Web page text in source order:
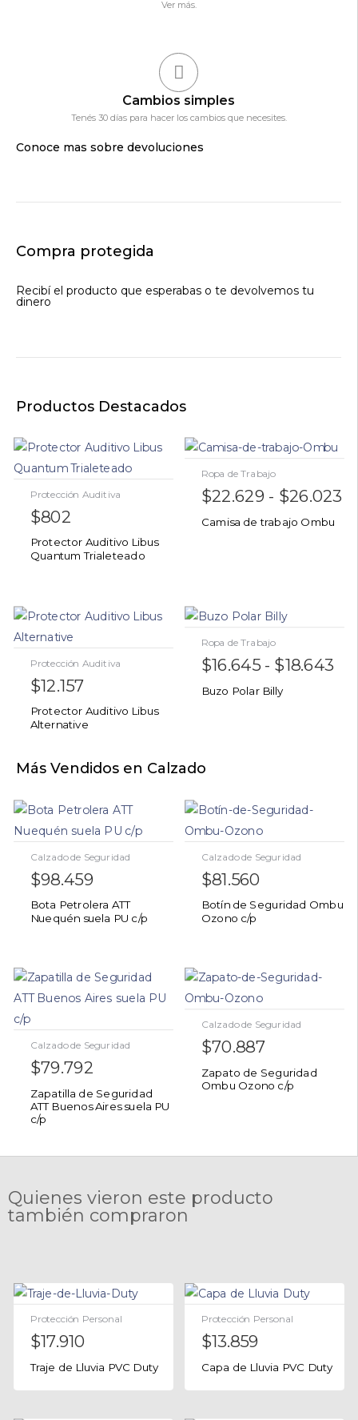
Ver más.
Cambios simples
Tenés 30 días para hacer los cambios que necesites.
Conoce mas sobre devoluciones
Compra protegida
Recibí el producto que esperabas o te devolvemos tu
dinero
Productos Destacados
Protección Auditiva
$802
Protector Auditivo Libus
Quantum Trialeteado
Ropa de Trabajo
$22.629 - $26.023
Camisa de trabajo Ombu
Protección Auditiva
$12.157
Protector Auditivo Libus
Alternative
Ropa de Trabajo
$16.645 - $18.643
Buzo Polar Billy
Más Vendidos en Calzado
Calzado de Seguridad
$98.459
Bota Petrolera ATT
Nuequén suela PU c/p
Calzado de Seguridad
$81.560
Botín de Seguridad Ombu
Ozono c/p
Calzado de Seguridad
$79.792
Zapatilla de Seguridad
ATT Buenos Aires suela PU
c/p
Calzado de Seguridad
$70.887
Zapato de Seguridad
Ombu Ozono c/p
Quienes vieron este producto
también compraron
Protección Personal
$17.910
Traje de Lluvia PVC Duty
Protección Personal
$13.859
Capa de Lluvia PVC Duty